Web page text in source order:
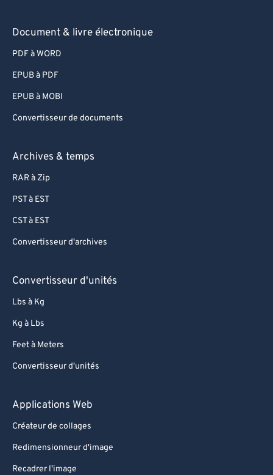
Document & livre électronique
PDF à WORD
EPUB à PDF
EPUB à MOBI
Convertisseur de documents
Archives & temps
RAR à Zip
PST à EST
CST à EST
Convertisseur d'archives
Convertisseur d'unités
Lbs à Kg
Kg à Lbs
Feet à Meters
Convertisseur d'unités
Applications Web
Créateur de collages
Redimensionneur d'image
Recadrer l'image